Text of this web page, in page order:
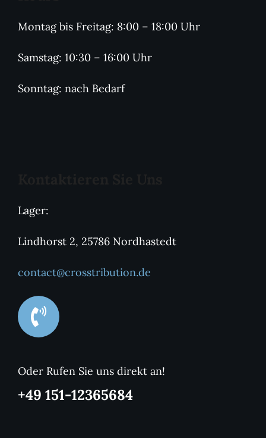
Montag bis Freitag: 8:00 – 18:00 Uhr
Samstag: 10:30 – 16:00 Uhr
Sonntag: nach Bedarf
Lager:
Lindhorst 2, 25786 Nordhastedt
contact@crosstribution.de
Oder Rufen Sie uns direkt an!
+49 151-12365684